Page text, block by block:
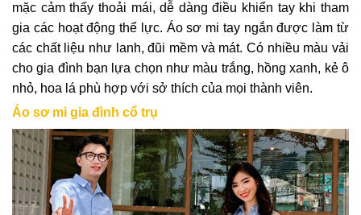
mặc cảm thấy thoải mái, dễ dàng điều khiển tay khi tham
gia các hoạt động thể lực. Áo sơ mi tay ngắn được làm từ
các chất liệu như lanh, đũi mềm và mát. Có nhiều màu vải
cho gia đình bạn lựa chọn như màu trắng, hồng xanh, kẻ ô
nhỏ, hoa lá phù hợp với sở thích của mọi thành viên.
Áo sơ mi gia đình cổ trụ